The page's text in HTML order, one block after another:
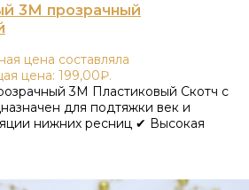
3М прозрачный
цена составляла
цена: 199,00₽.
3М Пластиковый Скотч с
для подтяжки век и
нижних ресниц ✔ Высокая